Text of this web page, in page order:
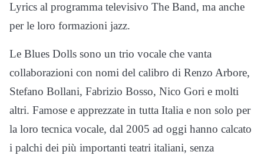
Lyrics al programma televisivo The Band, ma anche
per le loro formazioni jazz.
Le Blues Dolls sono un trio vocale che vanta
collaborazioni con nomi del calibro di Renzo Arbore,
Stefano Bollani, Fabrizio Bosso, Nico Gori e molti
altri. Famose e apprezzate in tutta Italia e non solo per
la loro tecnica vocale, dal 2005 ad oggi hanno calcato
i palchi dei più importanti teatri italiani, senza